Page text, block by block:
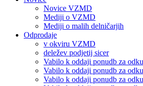
Novice VZMD
Mediji o VZMD
Mediji o malih delničarjih
Odprodaje
v okviru VZMD
deležev podjetij sicer
Vabilo k oddaji ponudb za
Vabilo k oddaji ponudb za
Vabilo k oddaji ponudb za